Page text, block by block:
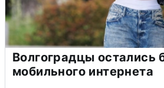
Волгоградцы остались
мобильного интернета